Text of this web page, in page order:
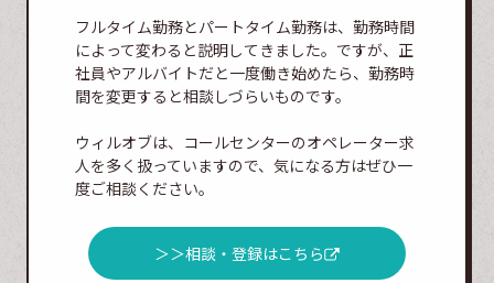
フルタイム勤務とパートタイム勤務は、勤務時間
によって変わると説明してきました。ですが、正
社員やアルバイトだと一度働き始めたら、勤務時
間を変更すると相談しづらいものです。
ウィルオブは、コールセンターのオペレーター求
人を多く扱っていますので、気になる方はぜひ一
度ご相談ください。
＞＞相談・登録はこちら